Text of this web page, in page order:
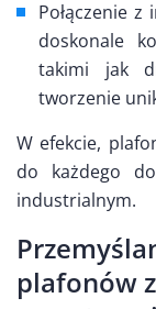
Połączenie
doskonale
takimi jak
tworzenie
W efekcie,
do każdego
industrialnym.
plafonów